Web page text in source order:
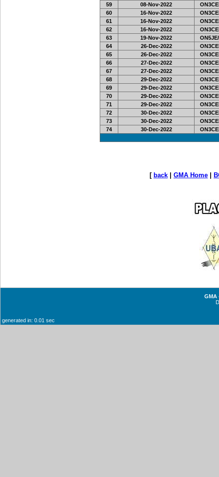
59
08-Nov-2022
60
16-Nov-2022
61
16-Nov-2022
62
16-Nov-2022
63
19-Nov-2022
64
26-Dec-2022
65
26-Dec-2022
66
27-Dec-2022
67
27-Dec-2022
68
29-Dec-2022
69
29-Dec-2022
70
29-Dec-2022
71
29-Dec-2022
72
30-Dec-2022
73
30-Dec-2022
74
30-Dec-2022
[ back GMA Home
GMA
generated in: 0.01 sec